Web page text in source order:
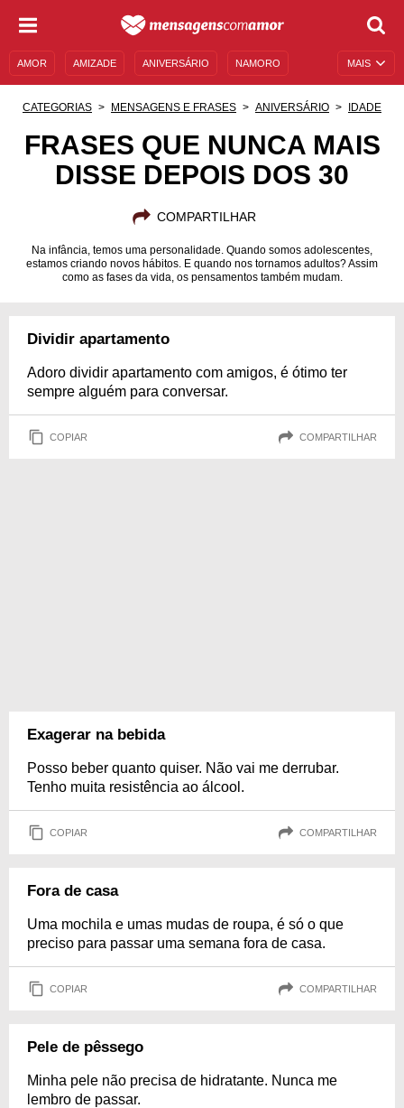
MAIS
AMOR AMIZADE ANIVERSÁRIO NAMORO
MENSAGENS E FRASES MENSAGENS DE ANIVERSÁRIO
CATEGORIAS MENSAGENS E FRASES ANIVERSÁRIO IDADE
FRASES QUE NUNCA MAIS
DISSE DEPOIS DOS 30
COMPARTILHAR
Na infância, temos uma personalidade. Quando somos adolescentes,
estamos criando novos hábitos. E quando nos tornamos adultos? Assim
como as fases da vida, os pensamentos também mudam.
Dividir apartamento
Adoro dividir apartamento com amigos, é ótimo ter
sempre alguém para conversar.
COPIAR COMPARTILHAR
Exagerar na bebida
Posso beber quanto quiser. Não vai me derrubar.
Tenho muita resistência ao álcool.
COPIAR COMPARTILHAR
Fora de casa
Uma mochila e umas mudas de roupa, é só o que
preciso para passar uma semana fora de casa.
COPIAR COMPARTILHAR
Pele de pêssego
Minha pele não precisa de hidratante. Nunca me
lembro de passar.